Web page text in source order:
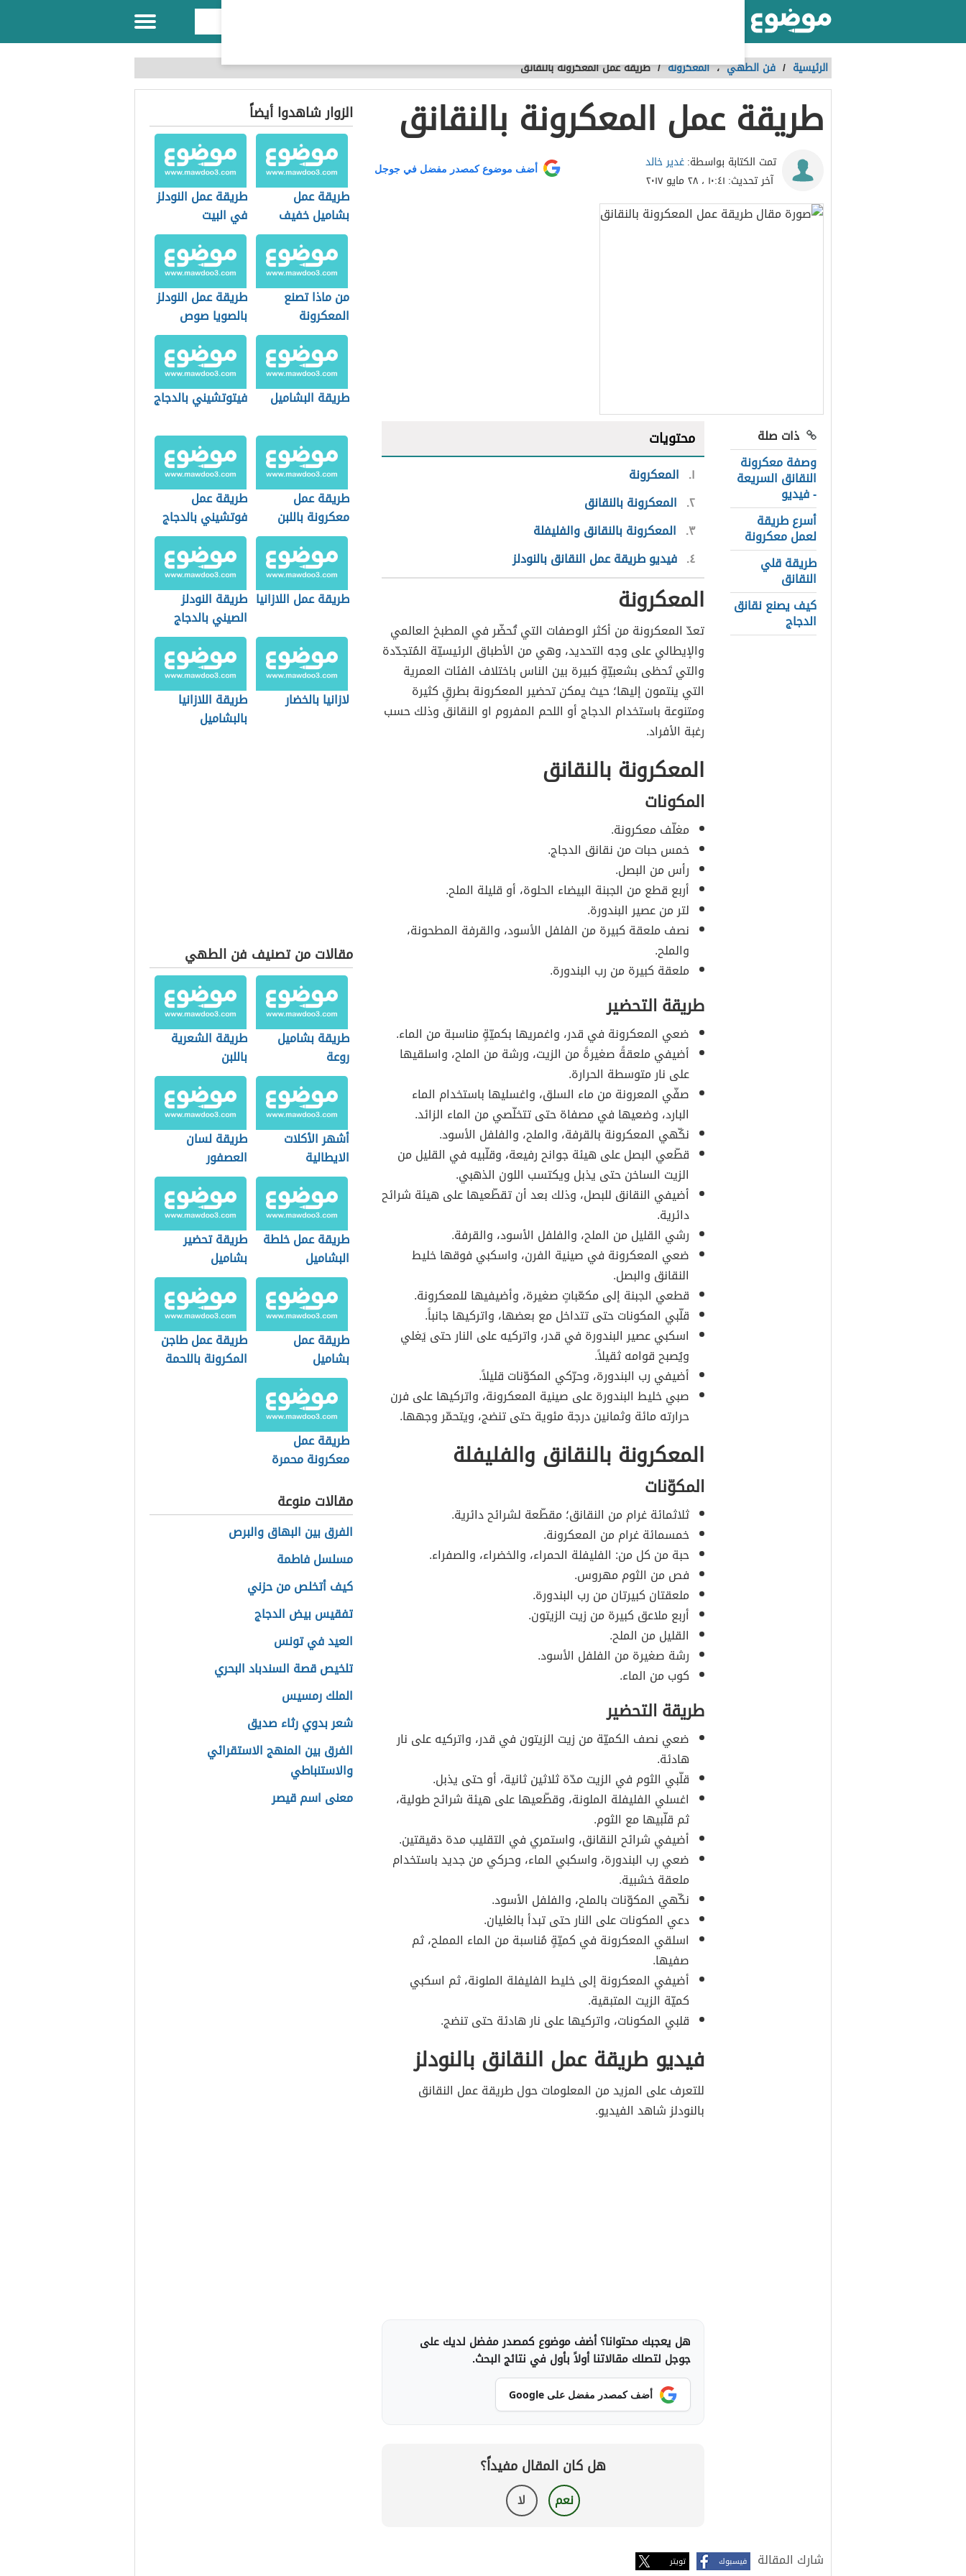
الرئيسية / فن الطهي،المعكرونة /طريقة عمل المعكرونة بالنقانق
طريقة عمل المعكرونة بالنقانق
تمت الكتابة بواسطة:غدير خالد
آخر تحديث: ١٠:٤١ ، ٢٨ مايو ٢٠١٧
أضف موضوع كمصدر مفضل في جوجل
ذات صلة
وصفة معكرونة
النقانق السريعة
- فيديو
أسرع طريقة
لعمل معكرونة
طريقة قلي
النقانق
كيف يصنع نقانق
الدجاج
محتويات
١ المعكرونة
٢ المعكرونة بالنقانق
٣ المعكرونة بالنقانق والفليفلة
٤ فيديو طريقة عمل النقانق بالنودلز
المعكرونة
تعدّ المعكرونة من أكثر الوصفات التي تُحضّر في المطبخ العالمي
والإيطالي على وجه التحديد، وهي من الأطباق الرئيسيّة المُتجدّدة
والتي تَحظى بشعبيّةٍ كبيرة بين الناس باختلاف الفئات العمرية
التي ينتمون إليها؛ حيث يمكن تحضير المعكرونة بطرقٍ كثيرة
ومتنوعة باستخدام الدجاج أو اللحم المفروم او النقانق وذلك حسب
رغبة الأفراد.
المعكرونة بالنقانق
المكونات
مغلّف معكرونة.
خمس حبات من نقانق الدجاج.
رأس من البصل.
أربع قطع من الجبنة البيضاء الحلوة، أو قليلة الملح.
لتر من عصير البندورة.
نصف ملعقة كبيرة من الفلفل الأسود، والقرفة المطحونة،
والملح.
ملعقة كبيرة من رب البندورة.
طريقة التحضير
ضعي المعكرونة في قدر، واغمريها بكميّةٍ مناسبة من الماء.
أضيفي ملعقةً صغيرةً من الزيت، ورشة من الملح، واسلقيها
على نار متوسطة الحرارة.
صفّي المعرونة من ماء السلق، واغسليها باستخدام الماء
البارد، وضعيها في مصفاة حتى تتخلّصي من الماء الزائد.
نكّهي المعكرونة بالقرفة، والملح، والفلفل الأسود.
قطّعي البصل على هيئة جوانح رفيعة، وقلّبيه في القليل من
الزيت الساخن حتى يذبل ويكتسب اللون الذهبي.
أضيفي النقانق للبصل، وذلك بعد أن تقطّعيها على هيئة شرائح
دائرية.
رشي القليل من الملح، والفلفل الأسود، والقرفة.
ضعي المعكرونة في صينية الفرن، واسكبي فوقها خليط
النقانق والبصل.
قطعي الجبنة إلى مكعّباتٍ صغيرة، وأضيفيها للمعكرونة.
قلّبي المكونات حتى تتداخل مع بعضها، واتركيها جانباً.
اسكبي عصير البندورة في قدر، واتركيه على النار حتى يَغلي
ويُصبح قوامه ثقيلاً.
أضيفي رب البندورة، وحرّكي المكوّنات قليلاً.
صبي خليط البندورة على صينية المعكرونة، واتركيها على فرن
حرارته مائة وثمانين درجة مئوية حتى تنضج، ويتحمّر وجهها.
المعكرونة بالنقانق والفليفلة
المكوّنات
ثلاثمائة غرام من النقانق؛ مقطّعة لشرائح دائرية.
خمسمائة غرام من المعكرونة.
حبة من كل من: الفليفلة الحمراء، والخضراء، والصفراء.
فص من الثوم مهروس.
ملعقتان كبيرتان من رب البندورة.
أربع ملاعق كبيرة من زيت الزيتون.
القليل من الملح.
رشة صغيرة من الفلفل الأسود.
كوب من الماء.
طريقة التحضير
ضعي نصف الكميّة من زيت الزيتون في قدر، واتركيه على نار
هادئة.
قلّبي الثوم في الزيت مدّة ثلاثين ثانية، أو حتى يذبل.
اغسلي الفليفلة الملونة، وقطّعيها على هيئة شرائح طولية،
ثم قلّبيها مع الثوم.
أضيفي شرائح النقانق، واستمري في التقليب مدة دقيقتين.
ضعي رب البندورة، واسكبي الماء، وحركي من جديد باستخدام
ملعقة خشبية.
نكّهي المكوّنات بالملح، والفلفل الأسود.
دعي المكونات على النار حتى تبدأ بالغليان.
اسلقي المعكرونة في كميّةٍ مُناسبة من الماء المملح، ثم
صفيها.
أضيفي المعكرونة إلى خليط الفليفلة الملونة، ثم اسكبي
كميّة الزيت المتبقية.
قلبي المكونات، واتركيها على نار هادئة حتى تنضج.
فيديو طريقة عمل النقانق بالنودلز
للتعرف على المزيد من المعلومات حول طريقة عمل النقانق
بالنودلز شاهد الفيديو.
هل يعجبك محتوانا؟ أضف موضوع كمصدر مفضل لديك على
جوجل لتصلك مقالاتنا أولاً بأول في نتائج البحث.
أضف كمصدر مفضل على Google
هل كان المقال مفيداً؟
نعم لا
شارك المقالة فيسبوك تويتر
الزوار شاهدوا أيضاً
طريقة عمل
بشاميل خفيف
طريقة عمل النودلز
في البيت
من ماذا تصنع
المعكرونة
طريقة عمل النودلز
بالصويا صوص
طريقة البشاميل فيتوتشيني بالدجاج
طريقة عمل
معكرونة باللبن
طريقة عمل
فوتشيني بالدجاج
طريقة عمل اللازانيا طريقة النودلز
الصيني بالدجاج
لازانيا بالخضار
طريقة اللازانيا
بالبشاميل
مقالات من تصنيف فن الطهي
طريقة بشاميل
روعة
طريقة الشعرية
باللبن
أشهر الأكلات
الايطالية
طريقة لسان
العصفور
طريقة عمل خلطة
البشاميل
طريقة تحضير
بشاميل
طريقة عمل
بشاميل
طريقة عمل طاجن
المكرونة باللحمة
طريقة عمل
معكرونة محمرة
مقالات منوعة
الفرق بين البهاق والبرص
مسلسل فاطمة
كيف أتخلص من حزني
تفقيس بيض الدجاج
العيد في تونس
تلخيص قصة السندباد البحري
الملك رمسيس
شعر بدوي رثاء صديق
الفرق بين المنهج الاستقرائي
والاستنباطي
معنى اسم قيصر